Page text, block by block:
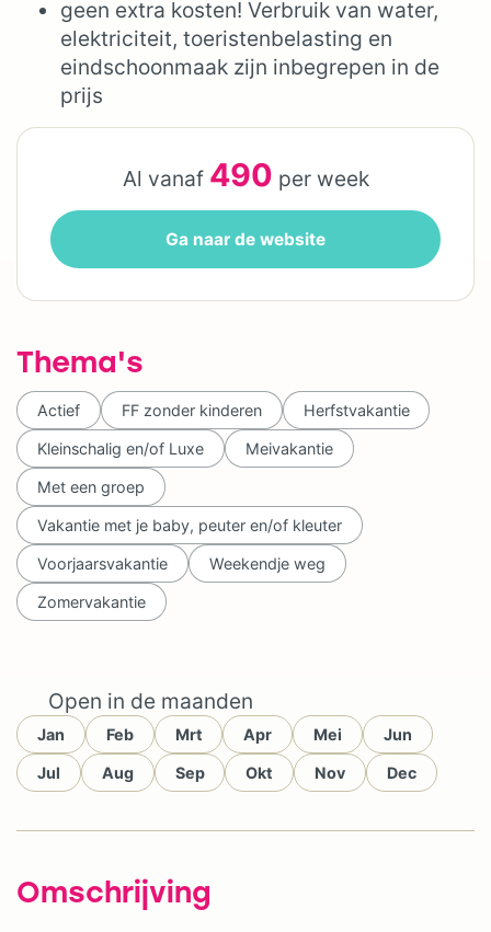
Open in de maanden
Jan Feb Mrt Apr Mei Jun
Jul Aug Sep Okt Nov Dec
Omschrijving
geen extra kosten! Verbruik van water,
elektriciteit, toeristenbelasting en
eindschoonmaak zijn inbegrepen in de
prijs
Al vanaf 490 per week
Ga naar de website
Thema's
Actief FF zonder kinderen Herfstvakantie
Kleinschalig en/of Luxe Meivakantie
Met een groep
Vakantie met je baby, peuter en/of kleuter
Voorjaarsvakantie Weekendje weg
Zomervakantie